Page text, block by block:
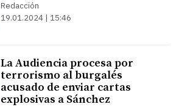
Redacción
19.01.2024 | 15:46
La Audiencia procesa por
terrorismo al burgalés
acusado de enviar cartas
explosivas a Sánchez